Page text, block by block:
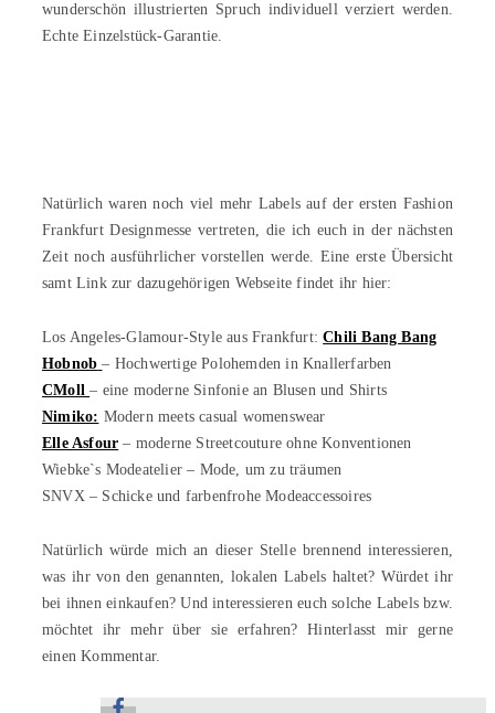
wunderschön illustrierten Spruch individuell verziert werden.
Echte Einzelstück-Garantie.
Natürlich waren noch viel mehr Labels auf der ersten Fashion
Frankfurt Designmesse vertreten, die ich euch in der nächsten
Zeit noch ausführlicher vorstellen werde. Eine erste Übersicht
samt Link zur dazugehörigen Webseite findet ihr hier:
Los Angeles-Glamour-Style aus Frankfurt:Chili Bang Bang
Hobnob – Hochwertige Polohemden in Knallerfarben
CMoll – eine moderne Sinfonie an Blusen und Shirts
Nimiko: Modern meets casual womenswear
Elle Asfour – moderne Streetcouture ohne Konventionen
Wiebke`s Modeatelier – Mode, um zu träumen
SNVX – Schicke und farbenfrohe Modeaccessoires
Natürlich würde mich an dieser Stelle brennend interessieren,
was ihr von den genannten, lokalen Labels haltet? Würdet ihr
bei ihnen einkaufen? Und interessieren euch solche Labels bzw.
möchtet ihr mehr über sie erfahren? Hinterlasst mir gerne
einen Kommentar.